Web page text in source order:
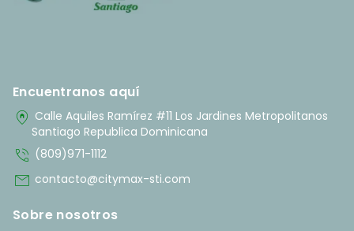
Encuentranos aquí
home_pin Calle Aquiles Ramírez #11 Los Jardines Metropolitanos
Santiago Republica Dominicana
phone_in_talk (809)971-1112
mail contacto@citymax-sti.com
Sobre nosotros